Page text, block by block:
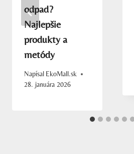
odpad?
Najlepšie
produkty a
metódy
Napísal EkoMall.sk
28. januára 2026